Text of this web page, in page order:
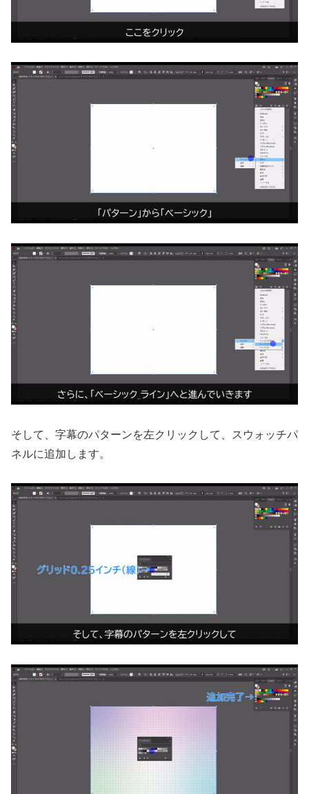
そして、字幕のパターンを左クリックして、スウォッチパ
ネルに追加します。